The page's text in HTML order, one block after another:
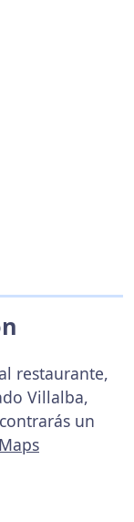
restaurante,
Villalba,
un